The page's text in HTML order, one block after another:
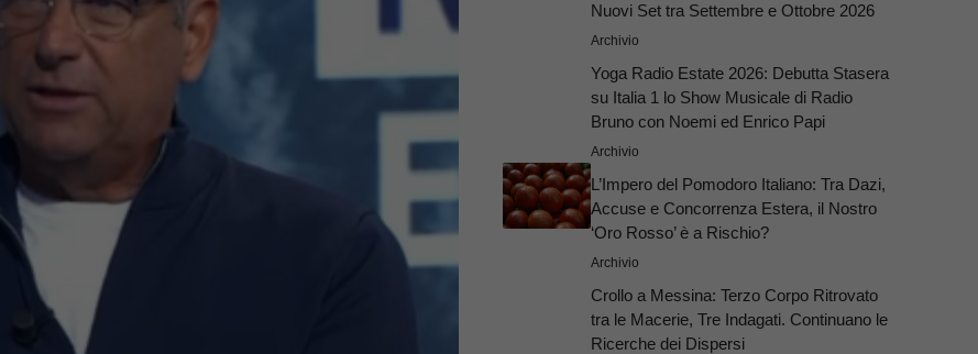
Nuovi Set tra Settembre e Ottobre 2026
Archivio
Yoga Radio Estate 2026: Debutta Stasera
su Italia 1 lo Show Musicale di Radio
Bruno con Noemi ed Enrico Papi
Archivio
L’Impero del Pomodoro Italiano: Tra Dazi,
Accuse e Concorrenza Estera, il Nostro
‘Oro Rosso’ è a Rischio?
Archivio
Crollo a Messina: Terzo Corpo Ritrovato
tra le Macerie, Tre Indagati. Continuano le
Ricerche dei Dispersi